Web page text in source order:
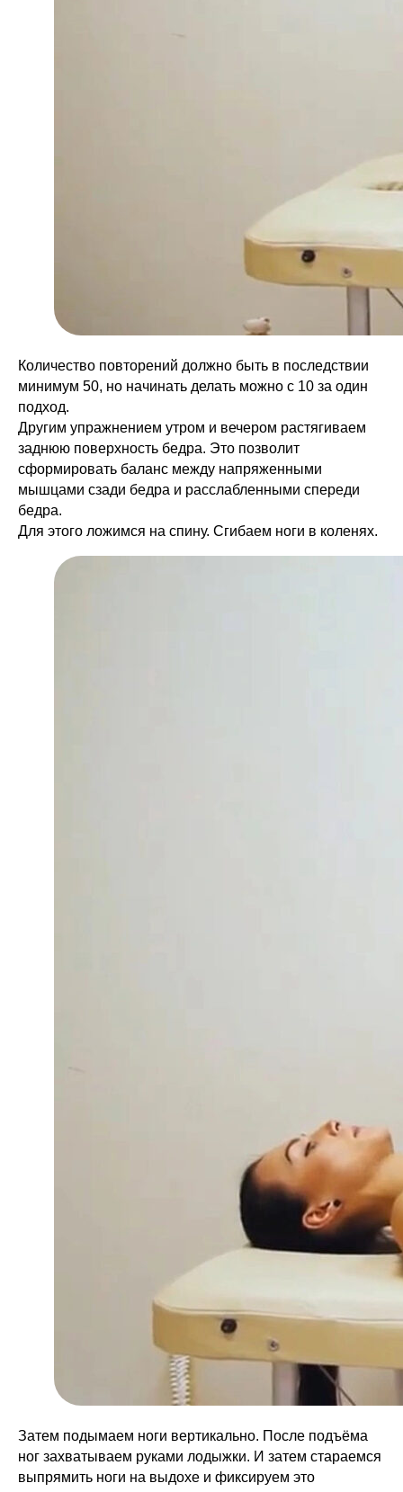
Количество повторений должно быть в последствии
минимум 50, но начинать делать можно с 10 за один
подход.
Другим упражнением утром и вечером растягиваем
заднюю поверхность бедра. Это позволит
сформировать баланс между напряженными
мышцами сзади бедра и расслабленными спереди
бедра.
Для этого ложимся на спину. Сгибаем ноги в коленях.
Затем подымаем ноги вертикально. После подъёма
ног захватываем руками лодыжки. И затем стараемся
выпрямить ноги на выдохе и фиксируем это